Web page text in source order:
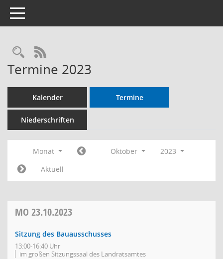
Toggle navigation
RSS-Feed
Termine 2023
Kalender Termine
Niederschriften
Monat Oktober
2023
Aktuell
MO 23.10.2023
Sitzung des Bauausschusses
13:00-16:40 Uhr
im großen Sitzungssaal des Landratsamtes